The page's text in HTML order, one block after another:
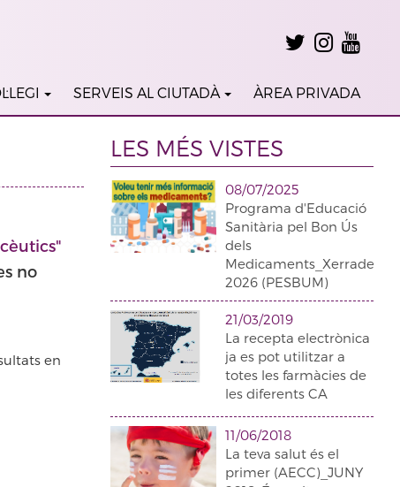
SERVEIS AL CIUTADÀ ÀREA PRIVADA
no
en
LES MÉS VISTES
08/07/2025
Programa d'Educació
Sanitària pel Bon Ús
dels
Medicaments_Xerrades
2026 (PESBUM)
21/03/2019
La recepta electrònica
ja es pot utilitzar a
totes les farmàcies de
les diferents CA
11/06/2018
La teva salut és el
primer (AECC)_JUNY